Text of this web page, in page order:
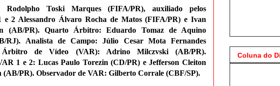
Rodolpho Toski Marques (FIFA/PR), auxiliado pelos
e 2 Alessandro Álvaro Rocha de Matos (FIFA/PR) e Ivan
(AB/PR). Quarto Árbitro: Eduardo Tomaz de Aquino
RJ). Analista de Campo: Júlio Cesar Mota Fernandes
Árbitro de Vídeo (VAR): Adrino Milczvski (AB/PR).
1 e 2: Lucas Paulo Torezin (CD/PR) e Jefferson Cleiton
(AB/PR). Observador de VAR: Gilberto Corrale (CBF/SP).
Coluna do
Flamengo x